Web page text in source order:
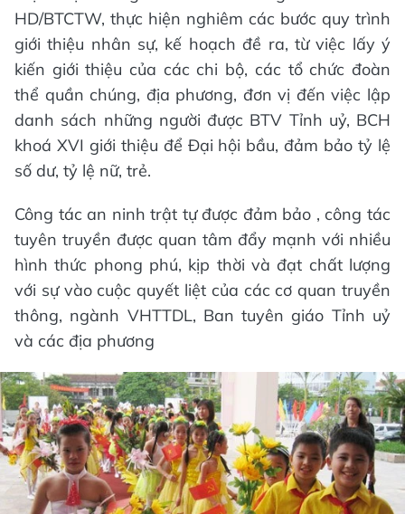
HD/BTCTW, thực hiện nghiêm các bước quy trình
giới thiệu nhân sự, kế hoạch đề ra, từ việc lấy ý
kiến giới thiệu của các chi bộ, các tổ chức đoàn
thể quần chúng, địa phương, đơn vị đến việc lập
danh sách những người được BTV Tỉnh uỷ, BCH
khoá XVI giới thiệu để Đại hội bầu, đảm bảo tỷ lệ
số dư, tỷ lệ nữ, trẻ.
Công tác an ninh trật tự được đảm bảo , công tác
tuyên truyền được quan tâm đẩy mạnh với nhiều
hình thức phong phú, kịp thời và đạt chất lượng
với sự vào cuộc quyết liệt của các cơ quan truyền
thông, ngành VHTTDL, Ban tuyên giáo Tỉnh uỷ
và các địa phương